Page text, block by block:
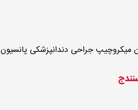
میکروچیپ جراحی دندانپزشکی پانسیون